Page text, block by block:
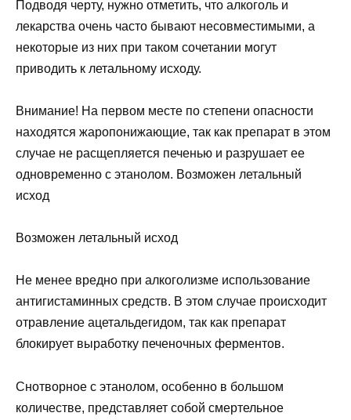
Подводя черту, нужно отметить, что алкоголь и
лекарства очень часто бывают несовместимыми, а
некоторые из них при таком сочетании могут
приводить к летальному исходу.
Внимание! На первом месте по степени опасности
находятся жаропонижающие, так как препарат в этом
случае не расщепляется печенью и разрушает ее
одновременно с этанолом. Возможен летальный
исход
Возможен летальный исход
Не менее вредно при алкоголизме использование
антигистаминных средств. В этом случае происходит
отравление ацетальдегидом, так как препарат
блокирует выработку печеночных ферментов.
Снотворное с этанолом, особенно в большом
количестве, представляет собой смертельное